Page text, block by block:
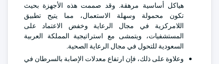
هياكل أساسية مرهقة. وقد صممت هذه الأجهزة بحيث
تكون محمولة وسهلة الاستعمال، مما يتيح تطبيق
اللامركزية في مجال الرعاية وخفض الاعتماد على
المستشفيات، ويتمشى مع استراتيجية المملكة العربية
السعودية للتحول في مجال الرعاية الصحية.
وعلاوة على ذلك، فإن ارتفاع معدلات الإصابة بالسرطان في